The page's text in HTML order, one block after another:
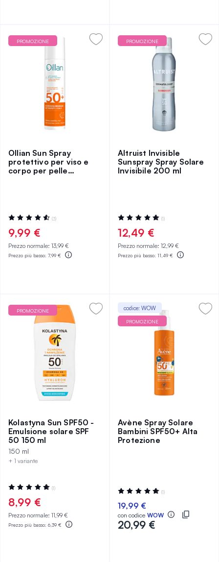
PROMOZIONE
Ollian Sun Spray
protettivo per viso e
corpo per pelle
Valutazione:
93%
(3)
9,99 €
Prezzo normale: 13,99 €
Prezzo più basso: 7,99 €
PROMOZIONE
Altruist Invisible
Sunspray Spray Solare
Invisibile 200 ml
Valutazione:
100%
(1)
12,49 €
Prezzo normale: 12,99 €
Prezzo più basso: 11,49 €
PROMOZIONE
Kolastyna Sun SPF50 -
Emulsione solare SPF
50 150 ml
150 ml
+ 1 variante
Valutazione:
100%
(1)
8,99 €
Prezzo normale: 11,99 €
Prezzo più basso: 6,39 €
codice: WOW
PROMOZIONE
Avène Spray Solare
Bambini SPF50+ Alta
Protezione
Valutazione:
100%
(1)
19,99 €
con codice WOW
20,99 €